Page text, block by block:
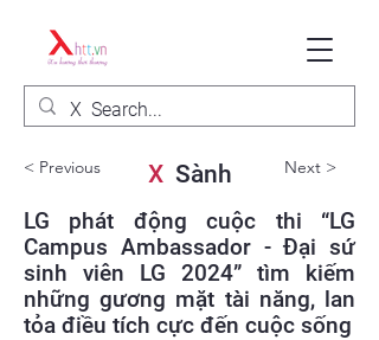
< Previous XSành Next >
LG phát động cuộc thi “LG
Campus Ambassador - Đại sứ
sinh viên LG 2024” tìm kiếm
những gương mặt tài năng, lan
tỏa điều tích cực đến cuộc sống